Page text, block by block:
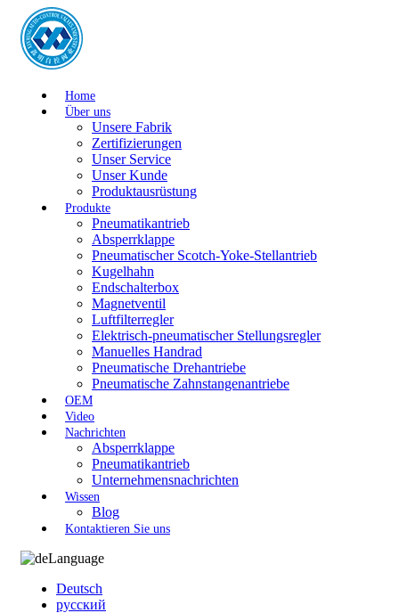
Home
Über uns
Unsere Fabrik
Zertifizierungen
Unser Service
Unser Kunde
Produktausrüstung
Produkte
Pneumatikantrieb
Absperrklappe
Pneumatischer Scotch-Yoke-Stellantrieb
Kugelhahn
Endschalterbox
Magnetventil
Luftfilterregler
Elektrisch-pneumatischer Stellungsregler
Manuelles Handrad
Pneumatische Drehantriebe
Pneumatische Zahnstangenantriebe
OEM
Video
Nachrichten
Absperrklappe
Pneumatikantrieb
Unternehmensnachrichten
Wissen
Blog
Kontaktieren Sie uns
Language
Deutsch
русский